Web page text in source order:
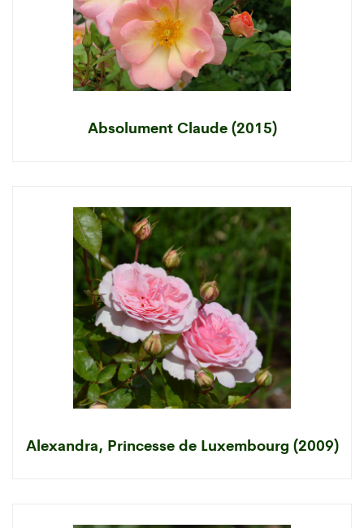
Absolument Claude (2015)
Alexandra, Princesse de Luxembourg (2009)